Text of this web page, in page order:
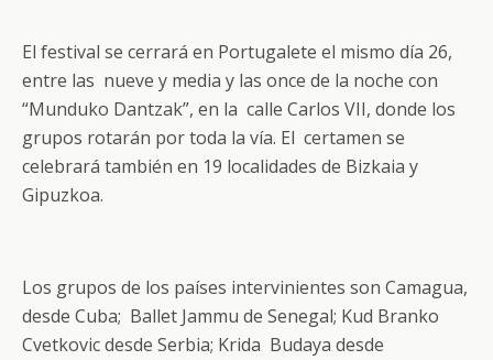
El festival se cerrará en Portugalete el mismo día 26,
entre las nueve y media y las once de la noche con
“Munduko Dantzak”, en la calle Carlos VII, donde los
grupos rotarán por toda la vía. El certamen se
celebrará también en 19 localidades de Bizkaia y
Gipuzkoa.
Los grupos de los países intervinientes son Camagua,
desde Cuba; Ballet Jammu de Senegal; Kud Branko
Cvetkovic desde Serbia; Krida Budaya desde